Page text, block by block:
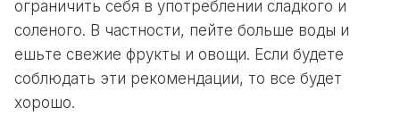
ограничить себя в употреблении сладкого и
соленого. В частности, пейте больше воды и
ешьте свежие фрукты и овощи. Если будете
соблюдать эти рекомендации, то все будет
хорошо.